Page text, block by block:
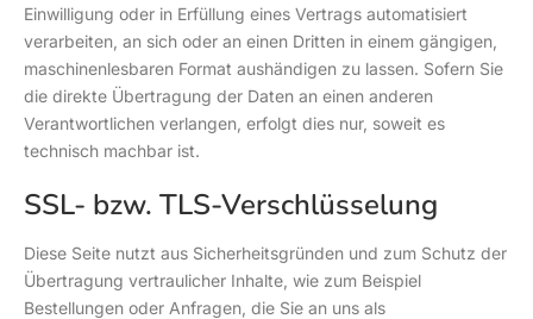
Einwilligung oder in Erfüllung eines Vertrags automatisiert
verarbeiten, an sich oder an einen Dritten in einem gängigen,
maschinenlesbaren Format aushändigen zu lassen. Sofern Sie
die direkte Übertragung der Daten an einen anderen
Verantwortlichen verlangen, erfolgt dies nur, soweit es
technisch machbar ist.
SSL- bzw. TLS-Verschlüsselung
Diese Seite nutzt aus Sicherheitsgründen und zum Schutz der
Übertragung vertraulicher Inhalte, wie zum Beispiel
Bestellungen oder Anfragen, die Sie an uns als